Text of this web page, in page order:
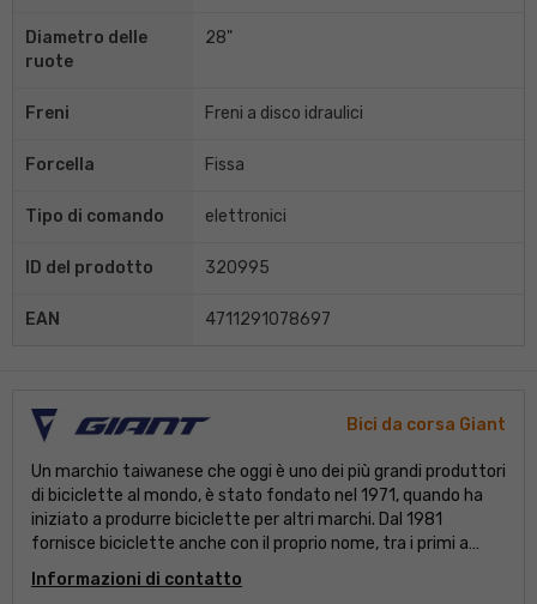
Diametro delle
ruote
28"
Freni Freni a disco idraulici
Forcella Fissa
Tipo di comando elettronici
ID del prodotto 320995
EAN 4711291078697
Bici da corsa Giant
Un marchio taiwanese che oggi è uno dei più grandi produttori
di biciclette al mondo, è stato fondato nel 1971, quando ha
iniziato a produrre biciclette per altri marchi. Dal 1981
fornisce biciclette anche con il proprio nome, tra i primi a
iniziare la produzione di massa di telai in carbonio, e per le
esigenze delle donne hanno creato il marchio Liv con
Informazioni di contatto